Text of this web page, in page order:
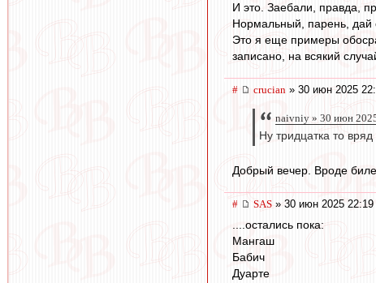
И это. Заебали, правда,
Нормальный, парень, дай
Это я еще примеры
записано, на всякий
# crucian » 30 июн 2025
naivniy » 30 июн
Ну тридцатка то
Добрый вечер. Вроде
# SAS » 30 июн 2025 22:19
....остались пока:
Мангаш
Бабич
Дуарте